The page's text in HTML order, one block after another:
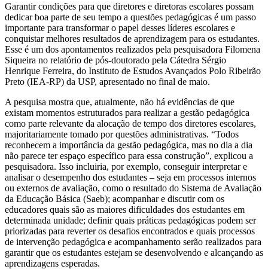
Garantir condições para que diretores e diretoras escolares possam
dedicar boa parte de seu tempo a questões pedagógicas é um passo
importante para transformar o papel desses líderes escolares e
conquistar melhores resultados de aprendizagem para os estudantes.
Esse é um dos apontamentos realizados pela pesquisadora Filomena
Siqueira no relatório de pós-doutorado pela Cátedra Sérgio
Henrique Ferreira, do Instituto de Estudos Avançados Polo Ribeirão
Preto (IEA-RP) da USP, apresentado no final de maio.
A pesquisa mostra que, atualmente, não há evidências de que
existam momentos estruturados para realizar a gestão pedagógica
como parte relevante da alocação de tempo dos diretores escolares,
majoritariamente tomado por questões administrativas. “Todos
reconhecem a importância da gestão pedagógica, mas no dia a dia
não parece ter espaço específico para essa construção”, explicou a
pesquisadora. Isso incluiria, por exemplo, conseguir interpretar e
analisar o desempenho dos estudantes – seja em processos internos
ou externos de avaliação, como o resultado do Sistema de Avaliação
da Educação Básica (Saeb); acompanhar e discutir com os
educadores quais são as maiores dificuldades dos estudantes em
determinada unidade; definir quais práticas pedagógicas podem ser
priorizadas para reverter os desafios encontrados e quais processos
de intervenção pedagógica e acompanhamento serão realizados para
garantir que os estudantes estejam se desenvolvendo e alcançando as
aprendizagens esperadas.